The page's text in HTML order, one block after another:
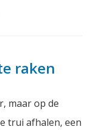
raken
maar op de
trui afhalen, een